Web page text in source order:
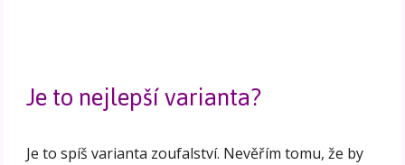
Je to nejlepší varianta?
Je to spíš varianta zoufalství. Nevěřím tomu, že by